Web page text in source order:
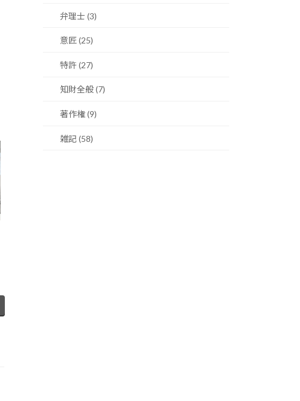
弁理士 (3)
意匠 (25)
特許 (27)
知財全般 (7)
著作権 (9)
雑記 (58)